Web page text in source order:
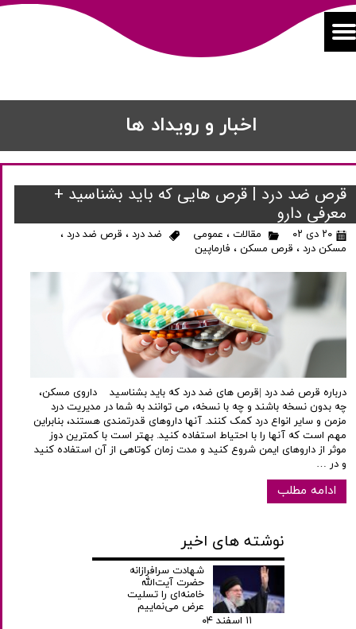
اخبار و رویداد ها
قرص ضد درد | قرص هایی که باید بشناسید +
معرفی دارو
۲۰ دی ۰۲ مقالات ، عمومی ضد درد ، قرص ضد درد ،
مسکن درد ، قرص مسکن ، فارماپین
درباره قرص ضد درد |قرص های ضد درد که باید بشناسید داروی مسکن،
چه بدون نسخه باشند و چه با نسخه، می توانند به شما در مدیریت درد
مزمن و سایر انواع درد کمک کنند. آنها داروهای قدرتمندی هستند، بنابراین
مهم است که آنها را با احتیاط استفاده کنید. بهتر است با کمترین دوز
موثر از داروهای ایمن شروع کنید و مدت زمان کوتاهی از آن استفاده کنید
و در …
ادامه مطلب
نوشته های اخیر
شهادت سرافرازانه
حضرت آیت‌الله
خامنه‌ای را تسلیت
عرض می‌نماییم
۱۱ اسفند ۰۴